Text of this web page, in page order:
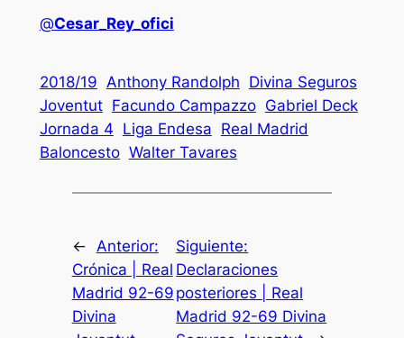
@Cesar_Rey_ofici
2018/19 Anthony Randolph Divina Seguros
Joventut Facundo Campazzo Gabriel Deck
Jornada 4 Liga Endesa Real Madrid
Baloncesto Walter Tavares
←
Anterior:
Crónica | Real
Madrid 92-69
Divina
Siguiente:
Declaraciones
posteriores | Real
Madrid 92-69 Divina